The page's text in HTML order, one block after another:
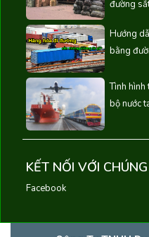
đường
Hướng
bằng
Tình
bộ nước
KẾT NỐI VỚI
Facebook